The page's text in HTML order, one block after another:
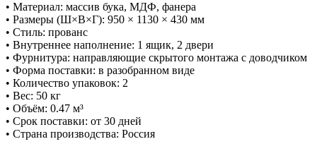
• Материал: массив бука, МДФ, фанера
• Размеры (Ш×В×Г): 950 × 1130 × 430 мм
• Стиль: прованс
• Внутреннее наполнение: 1 ящик, 2 двери
• Фурнитура: направляющие скрытого монтажа с доводчиком
• Форма поставки: в разобранном виде
• Количество упаковок: 2
• Вес: 50 кг
• Объём: 0.47 м³
• Срок поставки: от 30 дней
• Страна производства: Россия